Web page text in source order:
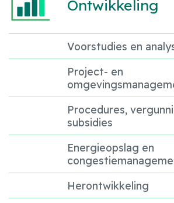
Ontwikkeling
Voorstudies en
Project- en
Procedures,
subsidies
Energieopslag en
Herontwikkeling